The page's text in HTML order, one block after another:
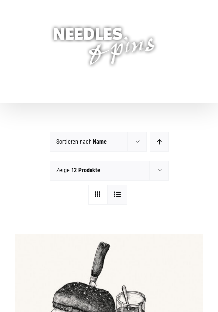
Sortieren nach Name
Zeige 12 Produkte